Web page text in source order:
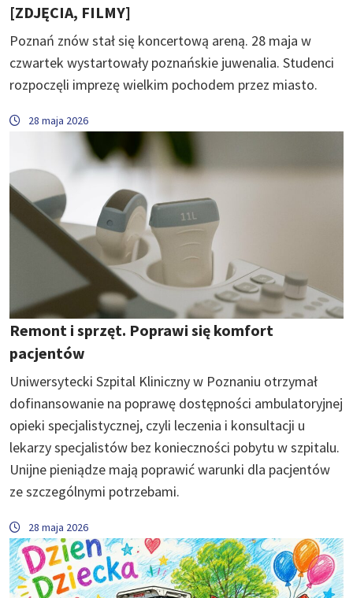
[ZDJĘCIA, FILMY]
Poznań znów stał się koncertową areną. 28 maja w
czwartek wystartowały poznańskie juwenalia. Studenci
rozpoczęli imprezę wielkim pochodem przez miasto.
28 maja 2026
Remont i sprzęt. Poprawi się komfort
pacjentów
Uniwersytecki Szpital Kliniczny w Poznaniu otrzymał
dofinansowanie na poprawę dostępności ambulatoryjnej
opieki specjalistycznej, czyli leczenia i konsultacji u
lekarzy specjalistów bez konieczności pobytu w szpitalu.
Unijne pieniądze mają poprawić warunki dla pacjentów
ze szczególnymi potrzebami.
28 maja 2026